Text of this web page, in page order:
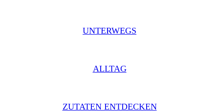
UNTERWEGS
ALLTAG
ZUTATEN ENTDECKEN